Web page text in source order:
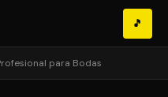
🎵
para Bodas